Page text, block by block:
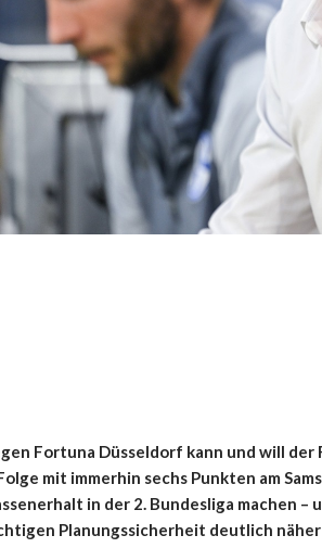
Fortuna Düsseldorf kann und will der
mit immerhin sechs Punkten am
in der 2. Bundesliga machen –
Planungssicherheit deutlich näher